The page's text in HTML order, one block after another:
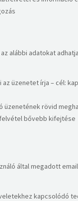
alábbi adatokat
az üzenetet írja – cél:
üzenetének rövid
bővebb kifejtése
által megadott
kapcsolódó